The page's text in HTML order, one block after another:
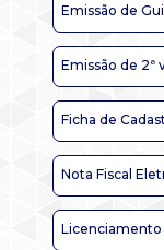
Emissão de
Emissão de 2ª
Ficha de
Nota Fiscal
Licenciamento